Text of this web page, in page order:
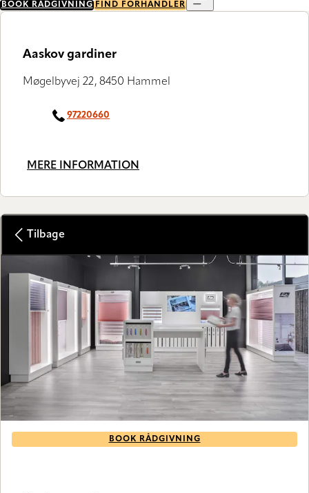
BOOK RÅDGIVNING FIND FORHANDLER
Aaskov gardiner
Møgelbyvej 22, 8450 Hammel
97220660
MERE INFORMATION
Tilbage
BOOK RÅDGIVNING